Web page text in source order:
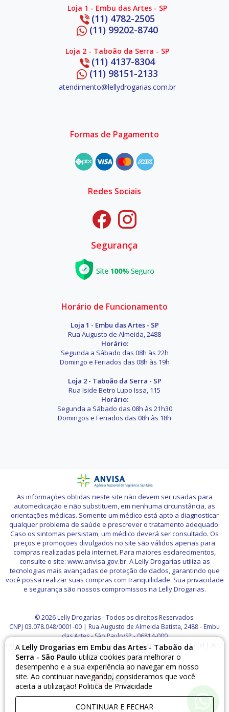
A Lelly Drogarias em Embu das Artes - Taboão da
Serra - São Paulo utiliza cookies para melhorar o
desempenho e a sua experiência ao navegar em nosso
site. Ao continuar navegando, consideramos que você
aceita a utilização! Politica de Privacidade
CONTINUAR E FECHAR
Loja 1 - Embu das Artes - SP
(11) 4782-2505
(11) 99202-8740
Loja 2 - Taboão da Serra - SP
(11) 4137-8304
(11) 98151-2133
atendimento@lellydrogarias.com.br
Formas de Pagamento
Redes Sociais
Segurança
Horário de Funcionamento
Loja 1 - Embu das Artes - SP
Rua Augusto de Almeida, 2488
Horário:
Segunda a Sábado das 08h às 22h
Domingo e Feriados das 08h às 19h
Loja 2 - Taboão da Serra - SP
Rua Iside Betro Lupo Issa, 115
Horário:
Segunda a Sábado das 08h às 21h30
Domingos e Feriados das 08h às 18h
As informações obtidas neste site não devem ser usadas para
automedicação e não substituem, em nenhuma circunstância, as
orientações médicas. Somente um médico está apto a diagnosticar
qualquer problema de saúde e prescrever o tratamento adequado.
Caso os sintomas persistam, um médico deverá ser consultado. Os
preços e promoções divulgados no site são válidos apenas para
compras realizadas pela internet. Para maiores esclarecimentos,
consulte o site: www.anvisa.gov.br. A Lelly Drogarias utiliza as
tecnologias mais avançadas de proteção de dados, garantindo que
você possa realizar suas compras com tranquilidade. Sua privacidade
e segurança são nossos compromissos na Lelly Drogarias.
© 2026 Lelly Drogarias - Todos os direitos Reservados.
CNPJ 03.078.048/0001-00 | Rua Augusto de Almeida Batista, 2488 - Embu
das Artes - São Paulo/SP - 06814-000
Farmacêutico Responsável: Francislaine Carlos Ferreira | CRF 71.604 | AFE:
7.55157-0 | CMVS: 351500404-477-000007-1-0